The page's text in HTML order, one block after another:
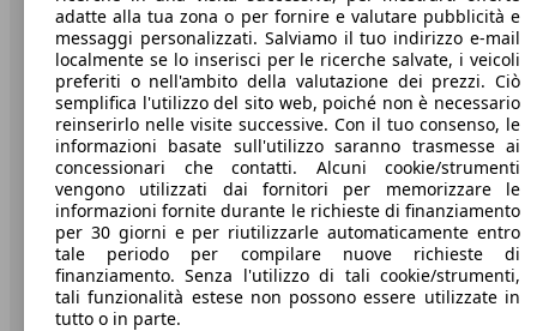
Benvenuti su AutoScout24, il mercato auto europeo.
Società
A proposito di AutoScout24
Stampa
Media
Condizioni generali
Informazioni
adatte alla tua zona o per fornire e valutare pubblicità e
messaggi personalizzati. Salviamo il tuo indirizzo e-mail
localmente se lo inserisci per le ricerche salvate, i veicoli
preferiti o nell'ambito della valutazione dei prezzi. Ciò
semplifica l'utilizzo del sito web, poiché non è necessario
reinserirlo nelle visite successive. Con il tuo consenso, le
informazioni basate sull'utilizzo saranno trasmesse ai
concessionari che contatti. Alcuni cookie/strumenti
vengono utilizzati dai fornitori per memorizzare le
informazioni fornite durante le richieste di finanziamento
per 30 giorni e per riutilizzarle automaticamente entro
tale periodo per compilare nuove richieste di
finanziamento. Senza l'utilizzo di tali cookie/strumenti,
tali funzionalità estese non possono essere utilizzate in
tutto o in parte.